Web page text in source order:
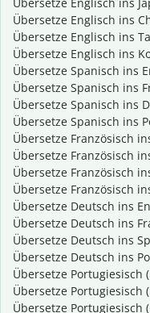
Übersetze Englisch ins
Übersetze Englisch ins
Übersetze Englisch ins
Übersetze Spanisch ins
Übersetze Spanisch ins
Übersetze Spanisch ins
Übersetze Spanisch ins
Übersetze Französisch
Übersetze Französisch
Übersetze Französisch
Übersetze Französisch
Übersetze Deutsch ins
Übersetze Deutsch ins
Übersetze Deutsch ins
Übersetze Deutsch ins
Übersetze Portugiesisch
Übersetze Portugiesisch
Übersetze Portugiesisch